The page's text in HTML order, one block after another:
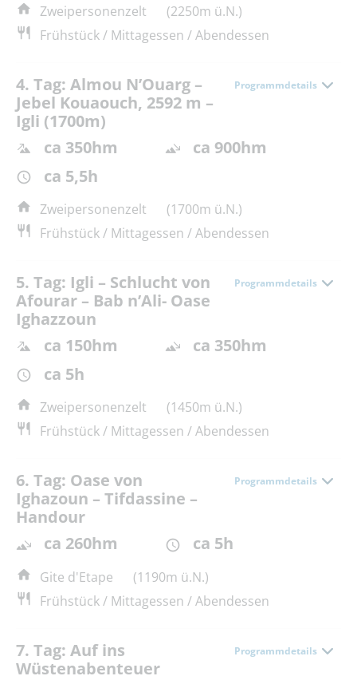
Zweipersonenzelt
(2250m ü.N.)
Frühstück / Mittagessen / Abendessen
4. Tag: Almou N’Ouarg –
Jebel Kouaouch, 2592 m –
Igli (1700m)
Programmdetails
ca 350hm
ca 900hm
ca 5,5h
Zweipersonenzelt
(1700m ü.N.)
Frühstück / Mittagessen / Abendessen
5. Tag: Igli – Schlucht von
Afourar – Bab n’Ali- Oase
Ighazzoun
Programmdetails
ca 150hm
ca 350hm
ca 5h
Zweipersonenzelt
(1450m ü.N.)
Frühstück / Mittagessen / Abendessen
6. Tag: Oase von
Ighazoun – Tifdassine –
Handour
Programmdetails
ca 260hm ca 5h
Gite d'Etape
(1190m ü.N.)
Frühstück / Mittagessen / Abendessen
7. Tag: Auf ins
Wüstenabenteuer
Programmdetails